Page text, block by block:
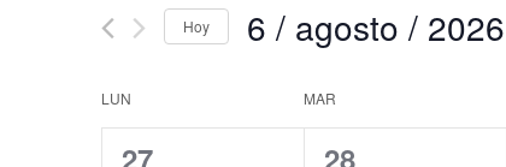
Hoy 6 / agosto / 2026
Calendario
de
LUN MAR
2
27
2
28